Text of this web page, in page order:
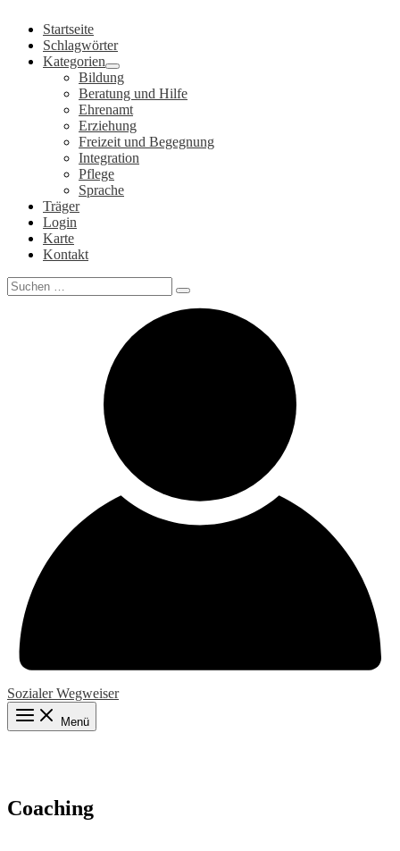
Inhalt
springen
Startseite
Schlagwörter
Kategorien
Bildung
Beratung und Hilfe
Ehrenamt
Erziehung
Freizeit und Begegnung
Integration
Pflege
Sprache
Träger
Login
Karte
Kontakt
Search
for:
Sozialer Wegweiser
Menü
Coaching